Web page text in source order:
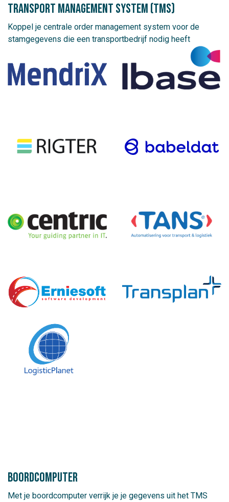
Transport management system (TMS)
Koppel je centrale order management system voor de
stamgegevens die een transportbedrijf nodig heeft
boordcomputer
Met je boordcomputer verrijk je je gegevens uit het TMS